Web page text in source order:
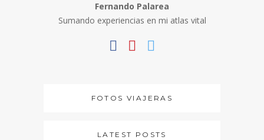
Fernando Palarea
Sumando experiencias en mi atlas vital
FOTOS VIAJERAS
LATEST POSTS